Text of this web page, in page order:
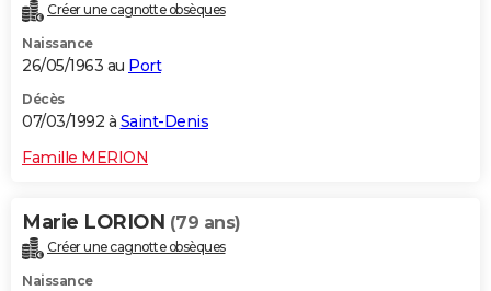
Créer une cagnotte obsèques
Naissance
26/05/1963 au Port
Décès
07/03/1992 à Saint-Denis
Famille MERION
Marie LORION (79 ans)
Créer une cagnotte obsèques
Naissance